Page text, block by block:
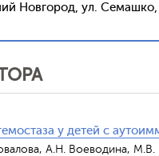
Новгород, ул.
у детей с
А.Н. Воеводина, М.В.